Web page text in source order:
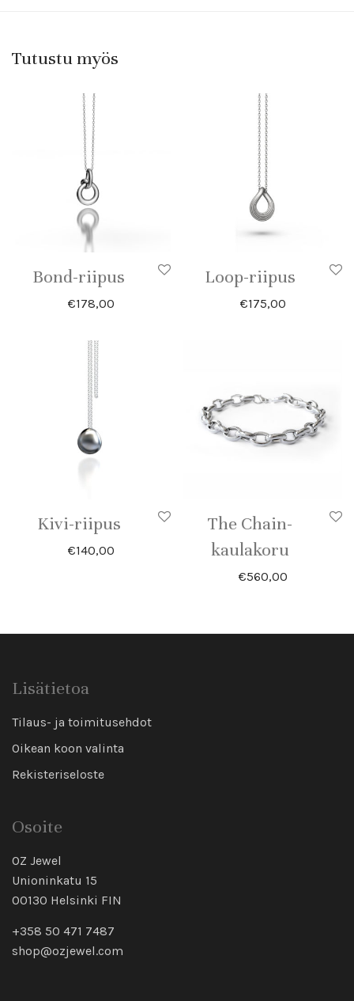
Tutustu myös
Bond-riipus
€178,00
Loop-riipus
€175,00
Kivi-riipus
€140,00
The Chain-
kaulakoru
€560,00
Lisätietoa
Tilaus- ja toimitusehdot
Oikean koon valinta
Rekisteriseloste
Osoite
OZ Jewel
Unioninkatu 15
00130 Helsinki FIN
+358 50 471 7487
shop@ozjewel.com